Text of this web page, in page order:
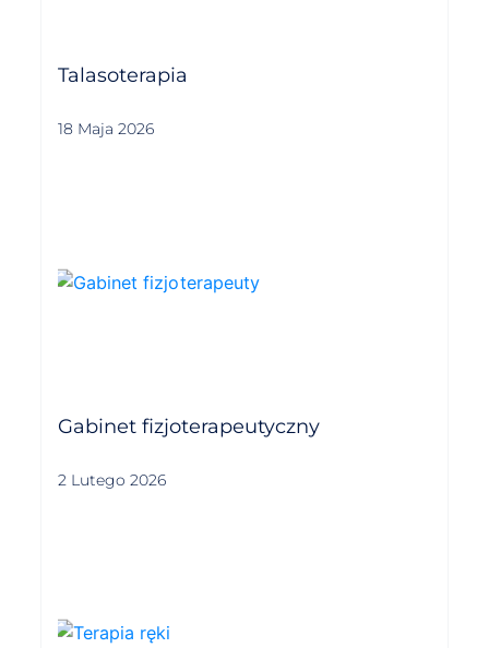
Talasoterapia
18 Maja 2026
Gabinet fizjoterapeutyczny
2 Lutego 2026